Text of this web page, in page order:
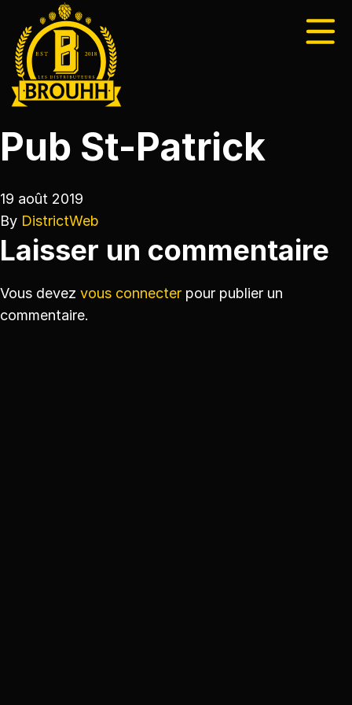
Pub St-Patrick
19 août 2019
By DistrictWeb
Laisser un commentaire
Vous devez vous connecter pour publier un
commentaire.